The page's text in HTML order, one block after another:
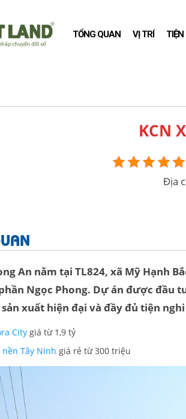
TỔNG QUAN VỊ TRÍ TIỆN
KCN
Địa
An nằm tại TL824, xã Mỹ Hạnh
Ngọc Phong. Dự án được đầu
xuất hiện đại và đầy đủ tiện
City giá từ 1,9 tỷ
Tây Ninh giá rẻ từ 300 triệu